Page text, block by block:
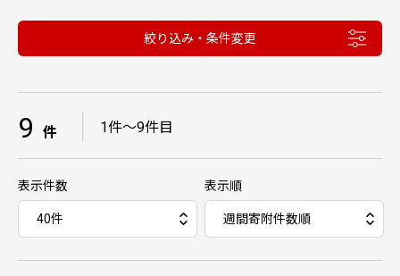
絞り込み・条件変更
9 件 1件〜9件目
表示件数 表示順